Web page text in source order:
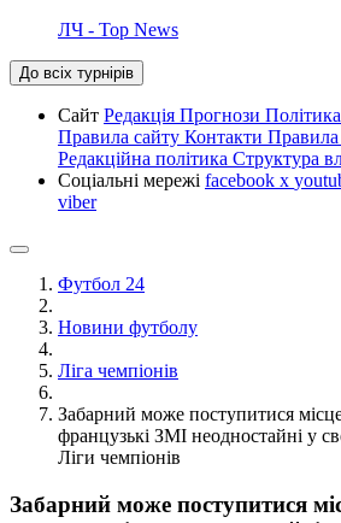
ЛЧ - Top News
До всіх турнірів
Сайт Редакція Прогнози
Правила сайту Контакти Правила
Редакційна політика Структура
Соціальні мережі facebook x
viber
Футбол 24
Новини футболу
Ліга чемпіонів
Забарний може поступитися
французькі ЗМІ неодностайні у
Ліги чемпіонів
Забарний може поступитися